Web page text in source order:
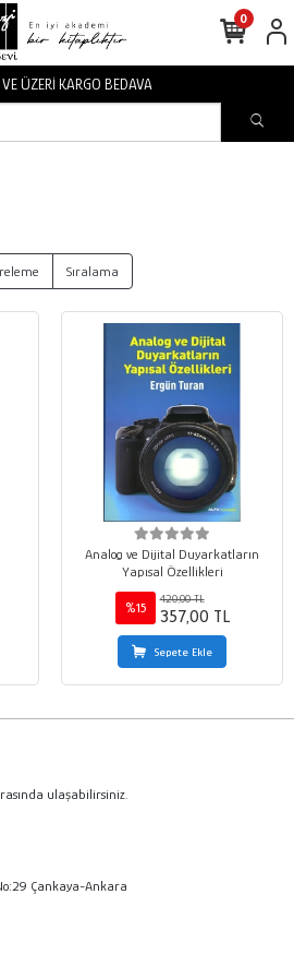
ÜZERİ KARGO BEDAVA
0
Sıralama
Analog ve Dijital Duyarkatların
Yapısal Özellikleri
%15
420,00 TL
357,00 TL
Sepete Ekle
ulaşabilirsiniz.
Çankaya-Ankara